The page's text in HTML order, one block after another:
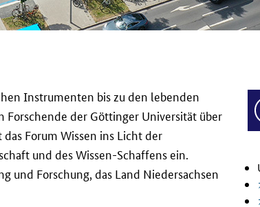
Instrumenten bis zu den lebenden
der Göttinger Universität über
Forum Wissen ins Licht der
und des Wissen-Schaffens ein.
und Forschung, das Land Niedersachsen